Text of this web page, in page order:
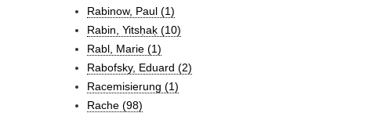
Rabinow, Paul (1)
Rabin, Yitsḥaḳ (10)
Rabl, Marie (1)
Rabofsky, Eduard (2)
Racemisierung (1)
Rache (98)